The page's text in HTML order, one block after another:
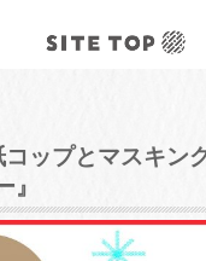
ップとマスキン
』